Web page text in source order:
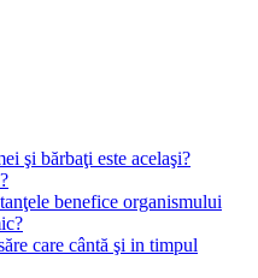
şi bărbaţi este acelaşi?
benefice organismului
care cântă şi in timpul